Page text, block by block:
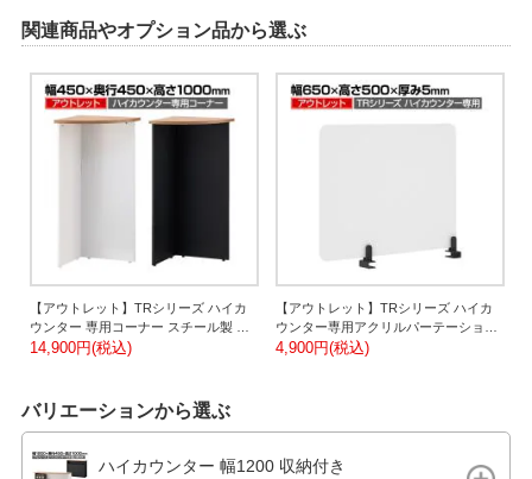
関連商品やオプション品から選ぶ
【アウトレット】TRシリーズ ハイカ
ウンター 専用コーナー スチール製 抗
菌塗装 受付カウンター 接客 奥行
14,900円(税込)
【アウトレット】TRシリーズ ハイカ
ウンター専用アクリルパーテーション
サイドタイプ 幅650mm×高さ500mm
4,900円(税込)
バリエーションから選ぶ
ハイカウンター 幅1200 収納付き